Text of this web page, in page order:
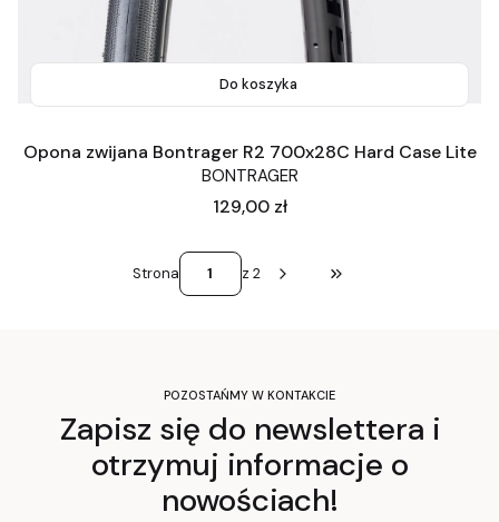
Do koszyka
Opona zwijana Bontrager R2 700x28C Hard Case Lite
BONTRAGER
Cena
129,00 zł
Strona z 2 Przejdź do ostatniej
POZOSTAŃMY W KONTAKCIE
Zapisz się do newslettera i
otrzymuj informacje o
nowościach!